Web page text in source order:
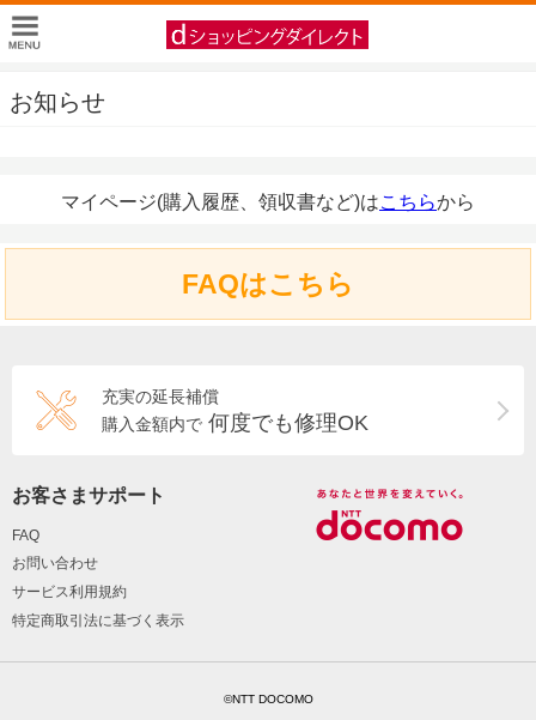
お知らせ
マイページ(購入履歴、領収書など)はこちらから
FAQはこちら
充実の延長補償
購入金額内で 何度でも修理OK
お客さまサポート
FAQ
お問い合わせ
サービス利用規約
特定商取引法に基づく表示
©NTT DOCOMO